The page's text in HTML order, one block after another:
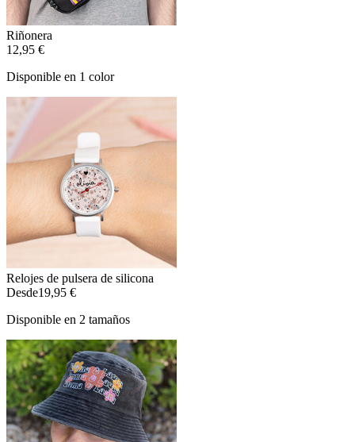
Riñonera
12,95 €
Disponible en 1 color
Relojes de pulsera de silicona
Desde19,95 €
Disponible en 2 tamaños